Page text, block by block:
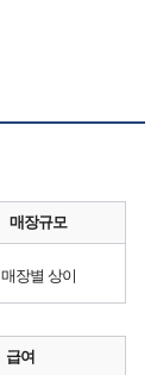
매장규모
매장별 상이
급여